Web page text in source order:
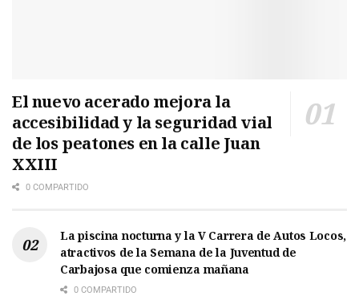
El nuevo acerado mejora la
accesibilidad y la seguridad vial
de los peatones en la calle Juan
XXIII
0 COMPARTIDO
La piscina nocturna y la V Carrera de Autos Locos,
atractivos de la Semana de la Juventud de
Carbajosa que comienza mañana
0 COMPARTIDO